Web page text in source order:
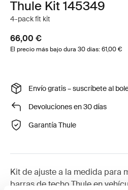
Thule Kit 145349
4-pack fit kit
66,00 €
El precio más bajo dura 30 días: 61,00 €
Envío gratis – suscríbete al
Devoluciones en 30 días
Garantía Thule
Kit de ajuste a la medida para
barras de techo Thule en